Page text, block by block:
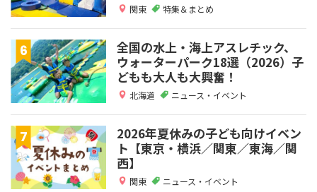
関東 特集＆まとめ
全国の水上・海上アスレチック、
ウォーターパーク18選（2026）子
どもも大人も大興奮！
北海道 ニュース・イベント
2026年夏休みの子ども向けイベン
ト【東京・横浜／関東／東海／関
西】
関東 ニュース・イベント